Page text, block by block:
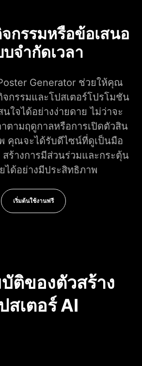
กรรมหรือข้อเสนอ
จำกัดเวลา
Generator ช่วยให้คุณ
จกรรมและโปสเตอร์โปรโมชัน
ใจได้อย่างง่ายดาย ไม่ว่าจะ
ตามฤดูกาลหรือการเปิดตัวสิน
คุณจะได้รับดีไซน์ที่ดูเป็นมือ
ร้างการมีส่วนร่วมและกระตุ้น
ได้อย่างมีประสิทธิภาพ
เริ่มต้นใช้งานฟรี
ติของตัวสร้าง
สเตอร์ AI